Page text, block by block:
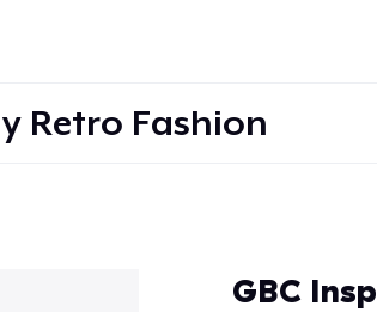
Retro Fashion
GBC